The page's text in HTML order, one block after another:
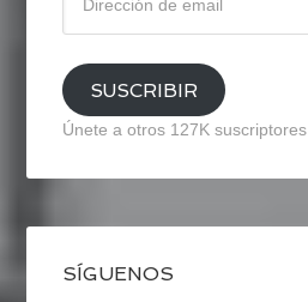
email
SUSCRIBIR
Únete a otros 127K suscriptores
SÍGUENOS